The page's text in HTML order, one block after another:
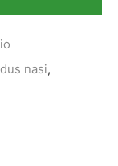
dus nasi,